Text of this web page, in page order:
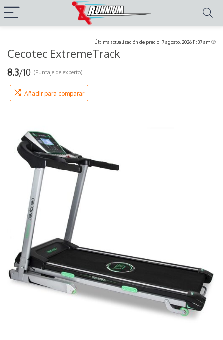
Última actualización de precio: 7 agosto, 2026 11:37 am
Cecotec ExtremeTrack
8.3/10 (Puntaje de experto)
Añadir para comparar